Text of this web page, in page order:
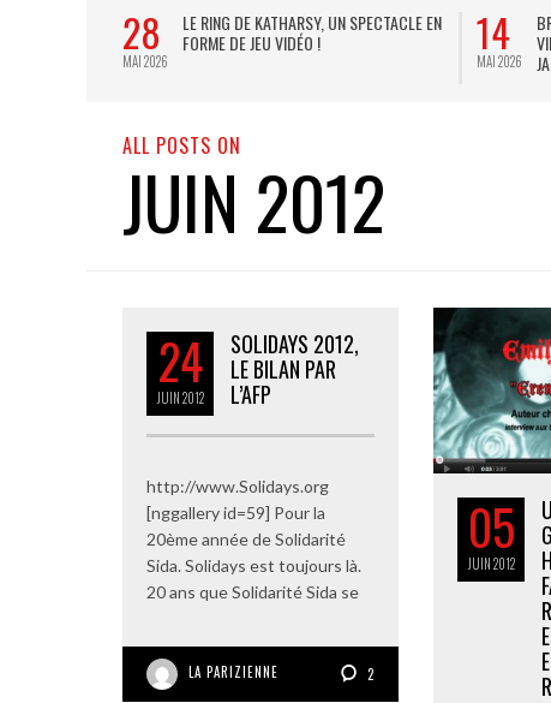
28
MAI 2026
LE RING DE KATHARSY, UN SPECTACLE EN
FORME DE JEU VIDÉO !
14
MAI 2026
ALL POSTS ON
JUIN 2012
24
JUIN2012
SOLIDAYS 2012,
LE BILAN PAR
L’AFP
http://www.Solidays.org
[nggallery id=59] Pour la
20ème année de Solidarité
Sida. Solidays est toujours là.
20 ans que Solidarité Sida se
LA PARIZIENNE 2
05
JUIN2012